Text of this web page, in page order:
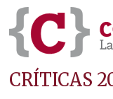
CRÍTICAS